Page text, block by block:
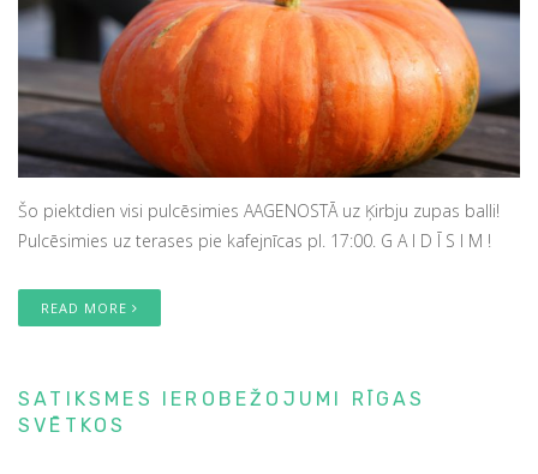
Šo piektdien visi pulcēsimies AAGENOSTĀ uz Ķirbju zupas balli!
Pulcēsimies uz terases pie kafejnīcas pl. 17:00. G A I D Ī S I M !
READ MORE
SATIKSMES IEROBEŽOJUMI RĪGAS
SVĒTKOS